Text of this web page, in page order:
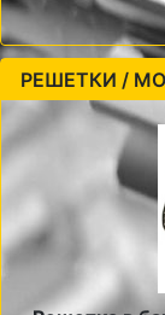
РЕШЕТКИ /